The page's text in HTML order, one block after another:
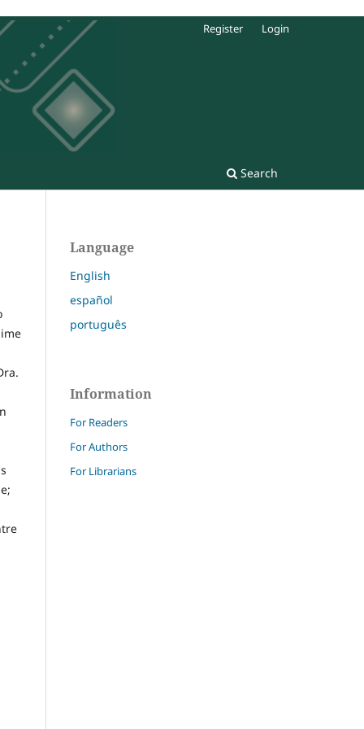
Search
Register Login
Language
English
español
português
Information
For Readers
For Authors
For Librarians